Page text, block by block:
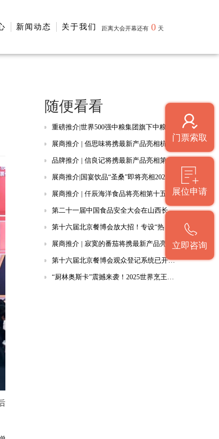
新闻动态 关于我们 距离大会开幕还有 0 天
门票索取
展位申请
立即咨询
随便看看
重磅推介|世界500强中粮集团旗下中粮米业（五常）有限公司亮相2024厦门糖酒会
展商推介 | 佰思味将携最新产品亮相杭州食餐会
品牌推介 | 信良记将携最新产品亮相第十六届北京餐博会
展商推介|国宴饮品“圣桑”即将亮相2024厦门糖酒会
展商推介 | 仟辰海洋食品将亮相第十五届北京餐饮博览会
第二十一届中国食品安全大会在山西长治举行
第十六届北京餐博会放大招！专设“热销单品展区”，品牌高性价比参展的优质阵地
展商推介 | 寂寞的番茄将携最新产品亮相第十六届北京餐博会
第十六届北京餐博会观众登记系统已开启，看新品、听趋势、拓商机就等你来
“厨林奥斯卡”震撼来袭！2025世界烹王盛典开启美食巅峰之旅！